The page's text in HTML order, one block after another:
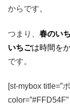
からです。
つまり、 春のい
いちごは時間を
です。
[st-mybox title=”